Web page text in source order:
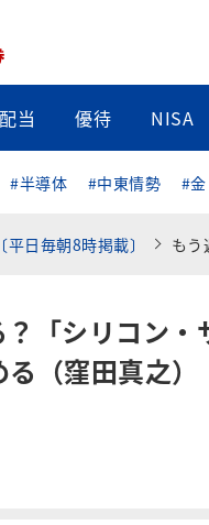
配当 優待 NISA
#半導体 #中東情勢 #金
日毎朝8時掲載〕 もう遅い
「シリコン
（窪田真之）